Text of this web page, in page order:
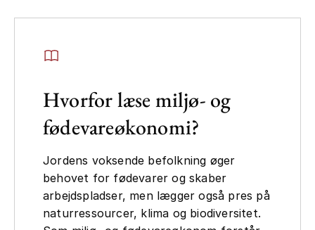
Hvorfor læse miljø- og
fødevareøkonomi?
Jordens voksende befolkning øger
behovet for fødevarer og skaber
arbejdspladser, men lægger også pres på
naturressourcer, klima og biodiversitet.